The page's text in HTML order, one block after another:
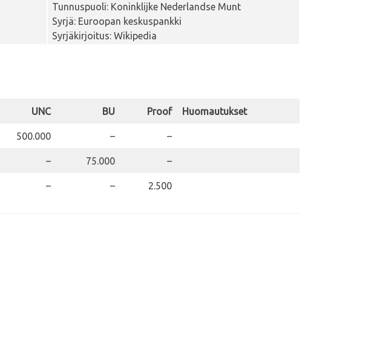
Tunnuspuoli: Koninklijke Nederlandse Munt
Syrjä: Euroopan keskuspankki
Syrjäkirjoitus: Wikipedia
UNC BU Proof Huomautukset
500.000 – –
– 75.000 –
– – 2.500